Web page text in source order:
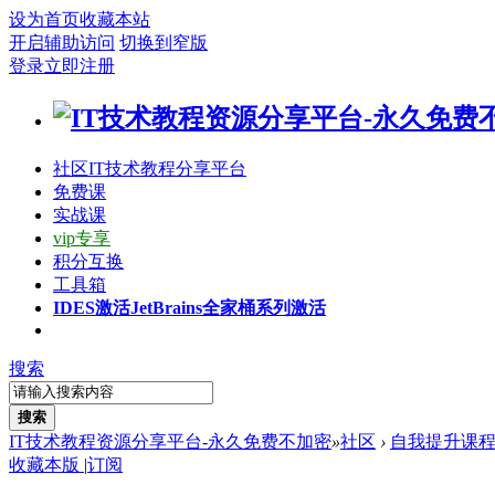
设为首页收藏本站
开启辅助访问 切换到窄版
登录立即注册
社区IT技术教程分享平台
免费课
实战课
vip专享
积分互换
工具箱
IDES激活JetBrains全家桶系列激活
搜索
搜索
IT技术教程资源分享平台-永久免费不加密»社区 › 自我提升课程
收藏本版 |订阅